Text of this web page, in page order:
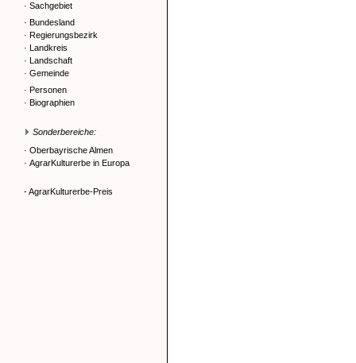
· Sachgebiet
· Bundesland
· Regierungsbezirk
· Landkreis
· Landschaft
· Gemeinde
· Personen
· Biographien
Sonderbereiche:
· Oberbayrische Almen
· AgrarKulturerbe in Europa
- AgrarKulturerbe-Preis